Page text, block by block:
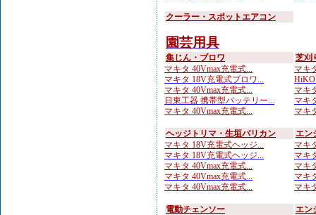
クーラー・スポットエアコン
園芸用具
集じん・ブロワ
マキタ 40Vmax充電式...
マキタ 18V充電式ブロワ...
マキタ 40Vmax充電式...
日東工器 携帯型バッテリー...
マキタ 40Vmax充電式...
芝刈
マキ
マキ
マキ
マキ
ヘッジトリマ・生垣バリカン
マキタ 18V充電式ヘッジ...
マキタ 18V充電式ヘッジ...
マキタ 40Vmax充電式...
マキタ 40Vmax充電式...
マキタ 40Vmax充電式...
エン
マキ
マキ
マキ
マキ
マキ
電動チェンソー
エン